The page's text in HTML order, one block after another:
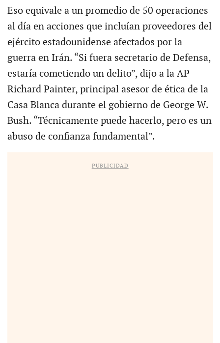
Eso equivale a un promedio de 50 operaciones
al día en acciones que incluían proveedores del
ejército estadounidense afectados por la
guerra en Irán. “Si fuera secretario de Defensa,
estaría cometiendo un delito”, dijo a la AP
Richard Painter, principal asesor de ética de la
Casa Blanca durante el gobierno de George W.
Bush. “Técnicamente puede hacerlo, pero es un
abuso de confianza fundamental”.
PUBLICIDAD